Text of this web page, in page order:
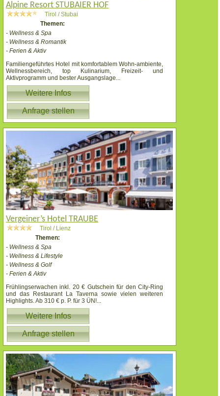
Alpine Resort STUBAIER HOF
Tirol / Stubai
Themen:
- Wellness & Spa
- Wellness & Romantik
- Ferien & Aktiv
Familiengeführtes Hotel mit komfortablem Wohn-ambiente,
Wellnessbereich, top Kulinarium, Freizeit- und
Aktivprogramm und bester Ausgangslage...
Weitere Infos
Anfrage stellen
Vergeiner’s Hotel TRAUBE
Tirol / Lienz
Themen:
- Wellness & Spa
- Wellness & Lifestyle
- Wellness & Golf
- Ferien & Aktiv
Frühlingserwachen inkl. 20 € Gutschein für den City-Ring
und das Restaurant La Taverna sowie vielen weiteren
Highlights. Ab 310 € p. P. für 3 ÜN!...
Weitere Infos
Anfrage stellen